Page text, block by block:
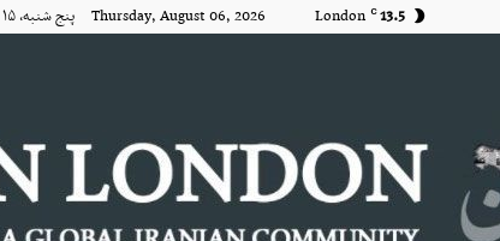
13.5
C
London Thursday, August 06, 2026 پنج شنبه, ۱۵ مرداد ۱۴۰۵